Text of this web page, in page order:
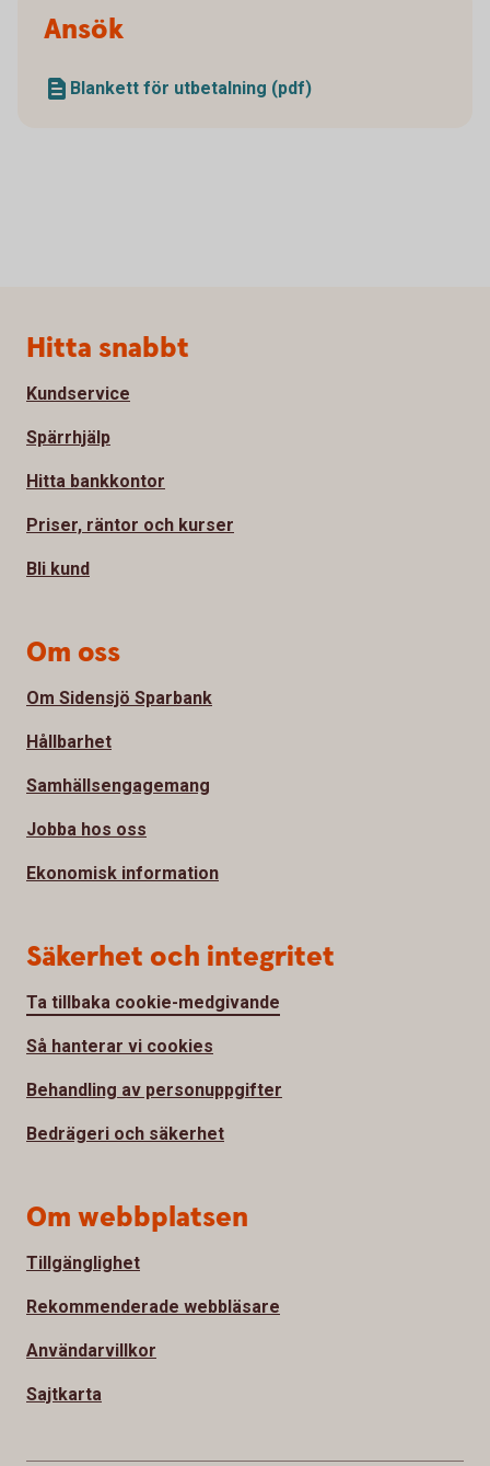
Ansök
Blankett för utbetalning (pdf)
Sidfot
Hitta snabbt
Kundservice
Spärrhjälp
Hitta bankkontor
Priser, räntor och kurser
Bli kund
Om oss
Om Sidensjö Sparbank
Hållbarhet
Samhällsengagemang
Jobba hos oss
Ekonomisk information
Säkerhet och integritet
Ta tillbaka cookie-medgivande
Så hanterar vi cookies
Behandling av personuppgifter
Bedrägeri och säkerhet
Om webbplatsen
Tillgänglighet
Rekommenderade webbläsare
Användarvillkor
Sajtkarta